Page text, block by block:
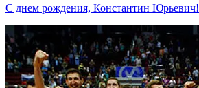
С днем рождения, Константин Юрьевич!